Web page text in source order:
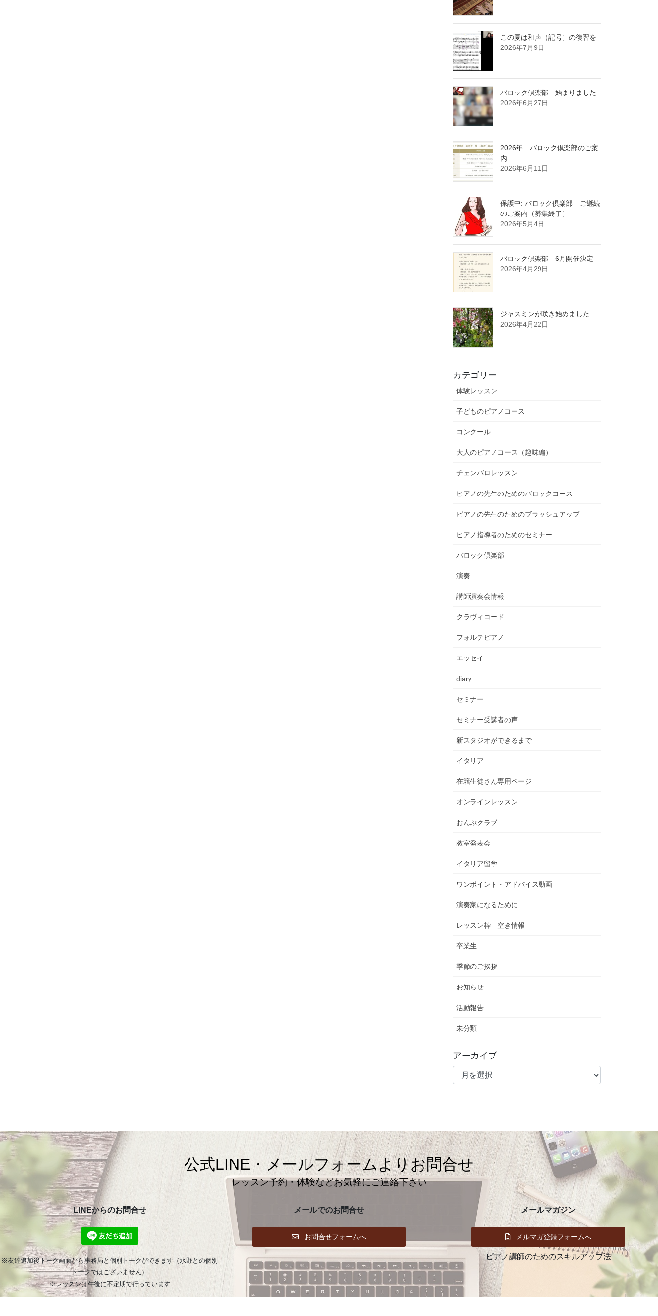
この夏は和声（記号）の復習を
2026年7月9日
バロック倶楽部 始まりました
2026年6月27日
2026年 バロック倶楽部のご案
内
2026年6月11日
保護中: バロック倶楽部 ご継続
のご案内（募集終了）
2026年5月4日
バロック倶楽部 6月開催決定
2026年4月29日
ジャスミンが咲き始めました
2026年4月22日
カテゴリー
体験レッスン
子どものピアノコース
コンクール
大人のピアノコース（趣味編）
チェンバロレッスン
ピアノの先生のためのバロックコース
ピアノの先生のためのブラッシュアップ
ピアノ指導者のためのセミナー
バロック倶楽部
演奏
講師演奏会情報
クラヴィコード
フォルテピアノ
エッセイ
diary
セミナー
セミナー受講者の声
新スタジオができるまで
イタリア
在籍生徒さん専用ページ
オンラインレッスン
おんぷクラブ
教室発表会
イタリア留学
ワンポイント・アドバイス動画
演奏家になるために
レッスン枠 空き情報
卒業生
季節のご挨拶
お知らせ
活動報告
未分類
アーカイブ
ア
公式LINE・メールフォームよりお問合せ
レッスン予約・体験などお気軽にご連絡下さい
LINEからのお問合せ
※友達追加後トーク画面から事務局と個別トークができます（水野との個別
トークではございません）
※レッスンは午後に不定期で行っています
メールでのお問合せ
お問合せフォームへ
メールマガジン
メルマガ登録フォームへ
ピアノ講師のためのスキルアップ法